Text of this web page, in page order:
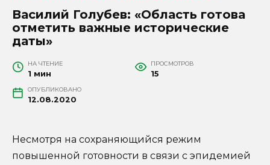
Василий Голубев: «Область готова
отметить важные исторические
даты»
НА ЧТЕНИЕ
1 мин
ПРОСМОТРОВ
15
ОПУБЛИКОВАНО
12.08.2020
Несмотря на сохраняющийся режим
повышенной готовности в связи с эпидемией